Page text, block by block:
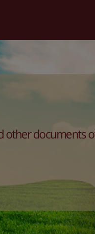
other documents